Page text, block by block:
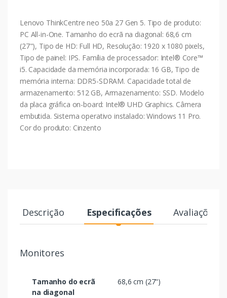
Lenovo ThinkCentre neo 50a 27 Gen 5. Tipo de produto:
PC All-in-One. Tamanho do ecrã na diagonal: 68,6 cm
(27"), Tipo de HD: Full HD, Resolução: 1920 x 1080 pixels,
Tipo de painel: IPS. Família de processador: Intel® Core™
i5. Capacidade da memória incorporada: 16 GB, Tipo de
memória interna: DDR5-SDRAM. Capacidade total de
armazenamento: 512 GB, Armazenamento: SSD. Modelo
da placa gráfica on-board: Intel® UHD Graphics. Câmera
embutida. Sistema operativo instalado: Windows 11 Pro.
Cor do produto: Cinzento
Descrição Especificações Avaliações
Monitores
Tamanho do ecrã
na diagonal
68,6 cm (27")